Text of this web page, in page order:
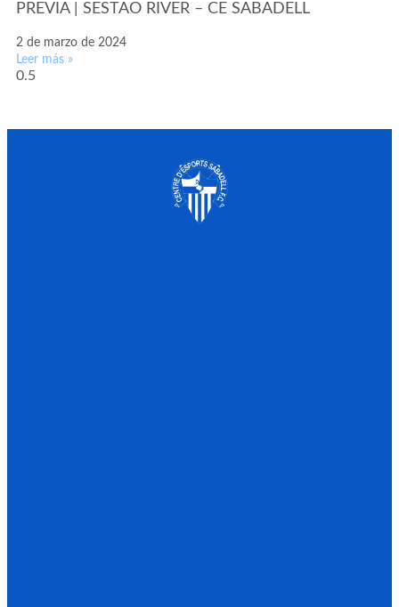
PREVIA | SESTAO RIVER – CE SABADELL
2 de marzo de 2024
Leer más »